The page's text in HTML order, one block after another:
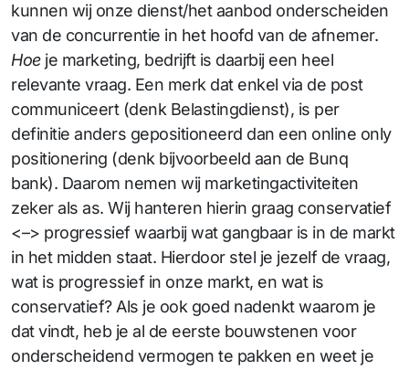
kunnen wij onze dienst/het aanbod onderscheiden
van de concurrentie in het hoofd van de afnemer.
Hoe je marketing, bedrijft is daarbij een heel
relevante vraag. Een merk dat enkel via de post
communiceert (denk Belastingdienst), is per
definitie anders gepositioneerd dan een online only
positionering (denk bijvoorbeeld aan de Bunq
bank). Daarom nemen wij marketingactiviteiten
zeker als as. Wij hanteren hierin graag conservatief
<–> progressief waarbij wat gangbaar is in de markt
in het midden staat. Hierdoor stel je jezelf de vraag,
wat is progressief in onze markt, en wat is
conservatief? Als je ook goed nadenkt waarom je
dat vindt, heb je al de eerste bouwstenen voor
onderscheidend vermogen te pakken en weet je